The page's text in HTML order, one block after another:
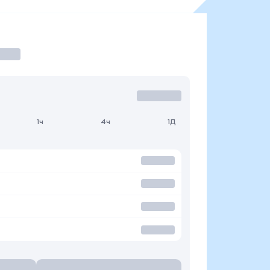
1ч 4ч 1Д